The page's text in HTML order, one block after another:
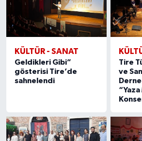
KÜLTÜR - SANAT
Geldikleri Gibi”
gösterisi Tire’de
sahnelendi
Tire
ve